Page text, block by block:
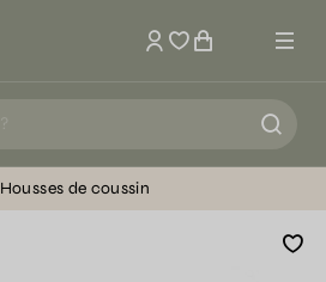
Mon compte
Housses de coussin